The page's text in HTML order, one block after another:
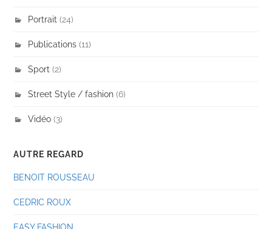
Portrait (24)
Publications (11)
Sport (2)
Street Style / fashion (6)
Vidéo (3)
AUTRE REGARD
BENOIT ROUSSEAU
CEDRIC ROUX
EASY FASHION